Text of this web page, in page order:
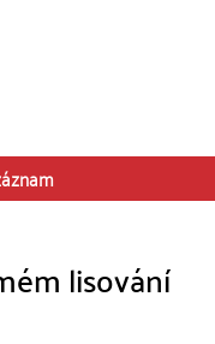
lisování